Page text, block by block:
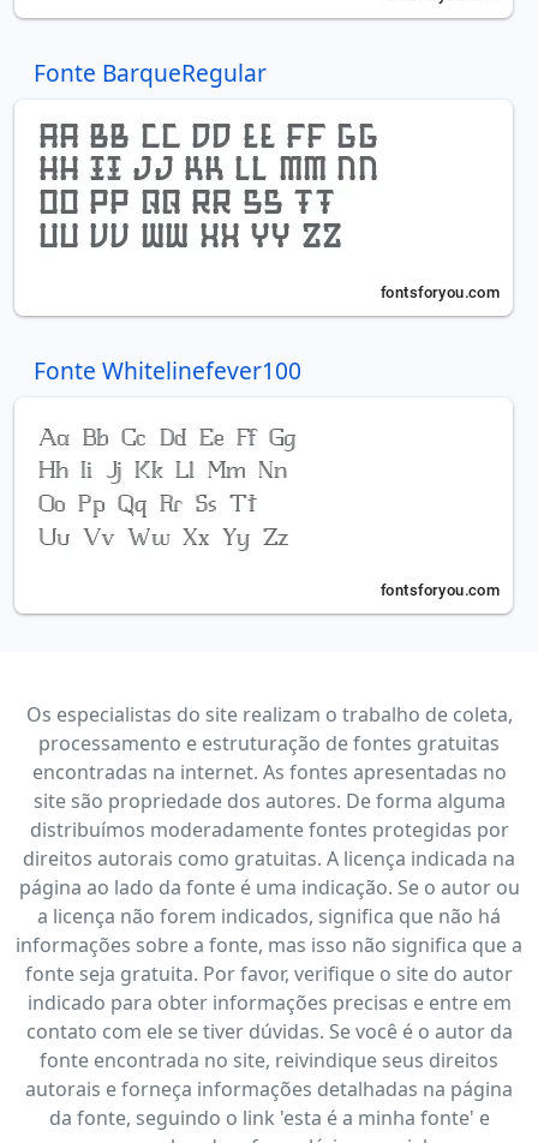
Fonte BarqueRegular
Fonte Whitelinefever100
Os especialistas do site realizam o trabalho de coleta,
processamento e estruturação de fontes gratuitas
encontradas na internet. As fontes apresentadas no
site são propriedade dos autores. De forma alguma
distribuímos moderadamente fontes protegidas por
direitos autorais como gratuitas. A licença indicada na
página ao lado da fonte é uma indicação. Se o autor ou
a licença não forem indicados, significa que não há
informações sobre a fonte, mas isso não significa que a
fonte seja gratuita. Por favor, verifique o site do autor
indicado para obter informações precisas e entre em
contato com ele se tiver dúvidas. Se você é o autor da
fonte encontrada no site, reivindique seus direitos
autorais e forneça informações detalhadas na página
da fonte, seguindo o link 'esta é a minha fonte' e